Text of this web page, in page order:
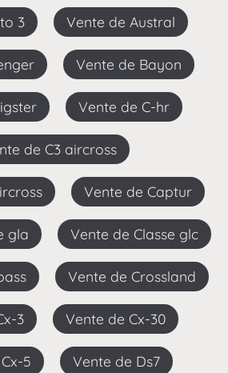
3 Vente de Austral
Vente de Bayon
Vente de C-hr
de C3 aircross
Vente de Captur
gla Vente de Classe glc
Vente de Crossland
3 Vente de Cx-30
Cx-5 Vente de Ds7